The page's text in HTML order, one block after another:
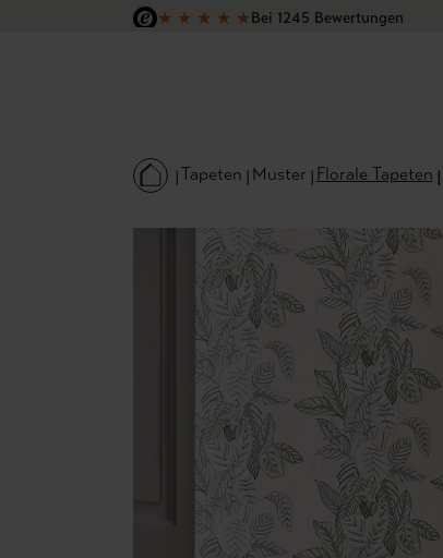
Hauptinhalt springen
Zur Suche springen
Zur Hauptnavigation springen
★ ★ ★ ★ ★Bei 1245 Bewertungen
Tapeten Muster Florale Tapeten